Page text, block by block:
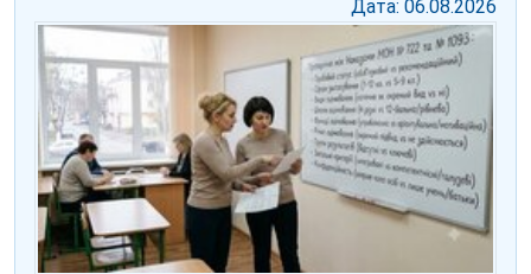
Дата: 06.08.2026